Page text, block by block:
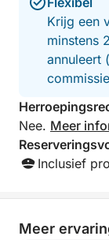
drankjes aan
volledig
Een perfecte
groepen die
beleven op
authentieke
Brandstof niet
Krijg een
minstens
annuleert
Nee. Meer
Inclusief
Meer